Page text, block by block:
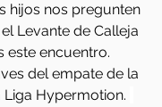
hijos nos pregunten
Levante de Calleja
este encuentro.
del empate de la
Liga Hypermotion.